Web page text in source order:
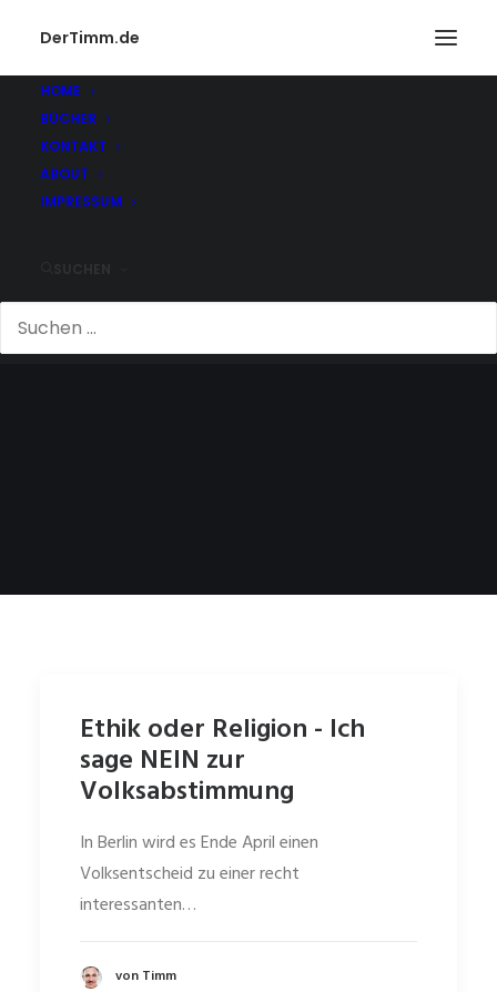
DerTimm.de
HOME
BÜCHER
KONTAKT
ABOUT
IMPRESSUM
Ethik oder Religion - Ich
sage NEIN zur
Volksabstimmung
In Berlin wird es Ende April einen
Volksentscheid zu einer recht
interessanten…
von Timm